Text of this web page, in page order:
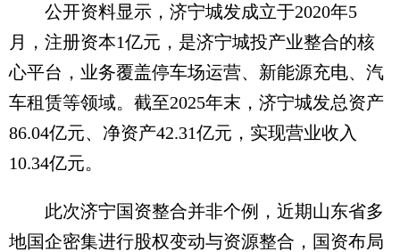
公开资料显示，济宁城发成立于2020年5
月，注册资本1亿元，是济宁城投产业整合的核
心平台，业务覆盖停车场运营、新能源充电、汽
车租赁等领域。截至2025年末，济宁城发总资产
86.04亿元、净资产42.31亿元，实现营业收入
10.34亿元。
此次济宁国资整合并非个例，近期山东省多
地国企密集进行股权变动与资源整合，国资布局